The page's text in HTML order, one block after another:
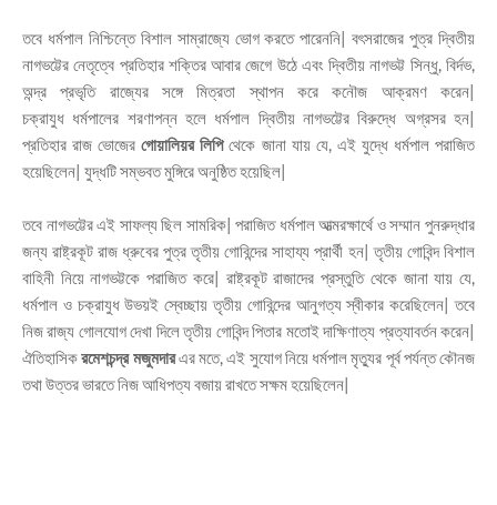
তবে ধর্মপাল নিশ্চিন্তে বিশাল সাম্রাজ্যে ভোগ করতে পারেননি| বৎসরাজের পুত্র দ্বিতীয়
নাগভট্টের নেতৃত্বে প্রতিহার শক্তির আবার জেগে উঠে এবং দ্বিতীয় নাগভট্ট সিন্ধু, বির্দভ,
অন্দ্র প্রভৃতি রাজ্যের সঙ্গে মিত্রতা স্থাপন করে কনৌজ আক্রমণ করেন|
চক্রাযুধ ধর্মপালের শরণাপন্ন হলে ধর্মপাল দ্বিতীয় নাগভট্টের বিরুদ্ধে অগ্রসর হন|
প্রতিহার রাজ ভোজেরগোয়ালিয়র লিপিথেকে জানা যায় যে, এই যুদ্ধে ধর্মপাল পরাজিত
হয়েছিলেন| যুদ্ধটি সম্ভবত মুঙ্গিরে অনুষ্ঠিত হয়েছিল|
তবে নাগভট্টের এই সাফল্য ছিল সামরিক| পরাজিত ধর্মপাল আত্মরক্ষার্থে ও সম্মান পুনরুদ্ধার
জন্য রাষ্ট্রকূট রাজ ধ্রুবের পুত্র তৃতীয় গোবিন্দের সাহায্য প্রার্থী হন| তৃতীয় গোবিন্দ বিশাল
বাহিনী নিয়ে নাগভট্টকে পরাজিত করে| রাষ্ট্রকূট রাজাদের প্রস্তুতি থেকে জানা যায় যে,
ধর্মপাল ও চক্রাযুধ উভয়ই স্বেচ্ছায় তৃতীয় গোবিন্দের আনুগত্য স্বীকার করেছিলেন| তবে
নিজ রাজ্য গোলযোগ দেখা দিলে তৃতীয় গোবিন্দ পিতার মতোই দাক্ষিণাত্য প্রত্যাবর্তন করেন|
ঐতিহাসিকরমেশচন্দ্র মজুমদারএর মতে, এই সুযোগ নিয়ে ধর্মপাল মৃত্যুর পূর্ব পর্যন্ত কৌনজ
তথা উত্তর ভারতে নিজ আধিপত্য বজায় রাখতে সক্ষম হয়েছিলেন|